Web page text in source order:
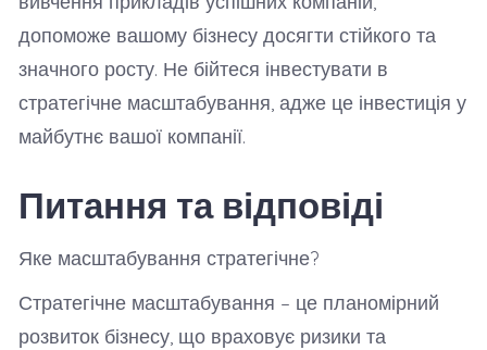
допоможе вашому бізнесу досягти стійкого та
значного росту. Не бійтеся інвестувати в
стратегічне масштабування, адже це інвестиція у
майбутнє вашої компанії.
Питання та відповіді
Яке масштабування стратегічне?
Стратегічне масштабування – це планомірний
розвиток бізнесу, що враховує ризики та